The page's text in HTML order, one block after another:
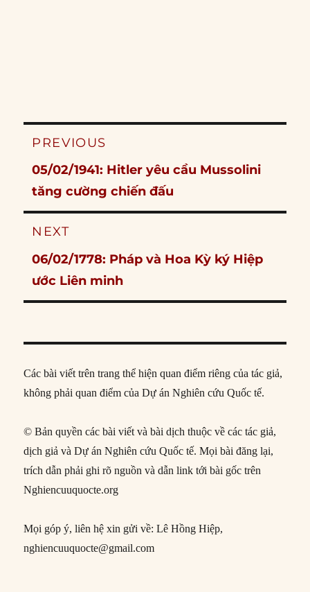
Post
PREVIOUS
Previous
post:
05/02/1941: Hitler yêu cầu Mussolini
tăng cường chiến đấu
NEXT
Next
post:
06/02/1778: Pháp và Hoa Kỳ ký Hiệp
ước Liên minh
Các bài viết trên trang thể hiện quan điểm riêng của tác giả,
không phải quan điểm của Dự án Nghiên cứu Quốc tế.
© Bản quyền các bài viết và bài dịch thuộc về các tác giả,
dịch giả và Dự án Nghiên cứu Quốc tế. Mọi bài đăng lại,
trích dẫn phải ghi rõ nguồn và dẫn link tới bài gốc trên
Nghiencuuquocte.org
Mọi góp ý, liên hệ xin gửi về: Lê Hồng Hiệp,
nghiencuuquocte@gmail.com